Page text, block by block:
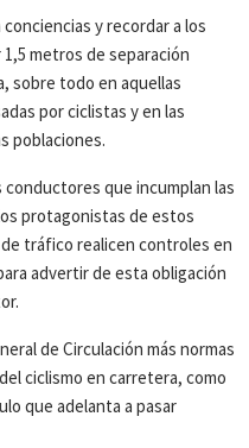
y recordar a los
metros de separación
sobre todo en aquellas
por ciclistas y en las
poblaciones.
que incumplan las
protagonistas de estos
tráfico realicen controles en
advertir de esta obligación
de Circulación más normas
ciclismo en carretera, como
que adelanta a pasar